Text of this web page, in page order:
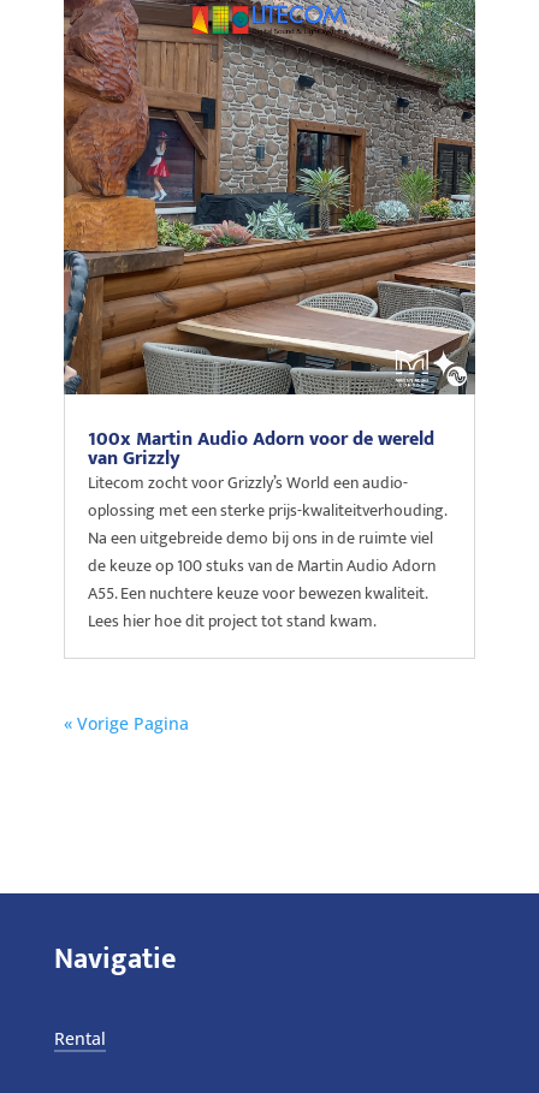
100x Martin Audio Adorn voor de wereld
van Grizzly
Litecom zocht voor Grizzly’s World een audio-
oplossing met een sterke prijs-kwaliteitverhouding.
Na een uitgebreide demo bij ons in de ruimte viel
de keuze op 100 stuks van de Martin Audio Adorn
A55. Een nuchtere keuze voor bewezen kwaliteit.
Lees hier hoe dit project tot stand kwam.
« Vorige Pagina
Navigatie
Rental